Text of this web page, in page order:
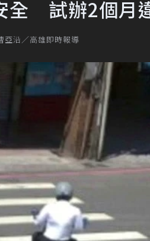
全 試辦2個月
亞沿／高雄即時報導